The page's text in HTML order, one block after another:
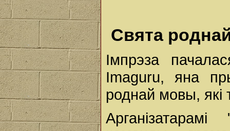
Свята
Імпрэза
Imaguru, яна
роднай мовы,